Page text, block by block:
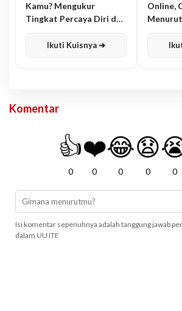
Kamu? Mengukur
Tingkat Percaya Diri dan
Ikuti Kuisnya ➔
Online,
Komentar
👍
0
❤️
0
😂
0
😧
0 0
Isi komentar sepenuhnya adalah tanggung jawab
dalam UU ITE